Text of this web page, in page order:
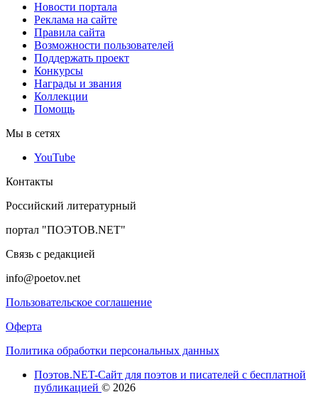
Новости портала
Реклама на сайте
Правила сайта
Возможности пользователей
Поддержать проект
Конкурсы
Награды и звания
Коллекции
Помощь
Мы в сетях
YouTube
Контакты
Российский литературный
портал "ПОЭТОВ.NET"
Связь с редакцией
info@poetov.net
Пользовательское соглашение
Оферта
Политика обработки персональных данных
Поэтов.NET-Сайт для поэтов и писателей с бесплатной
публикацией © 2026